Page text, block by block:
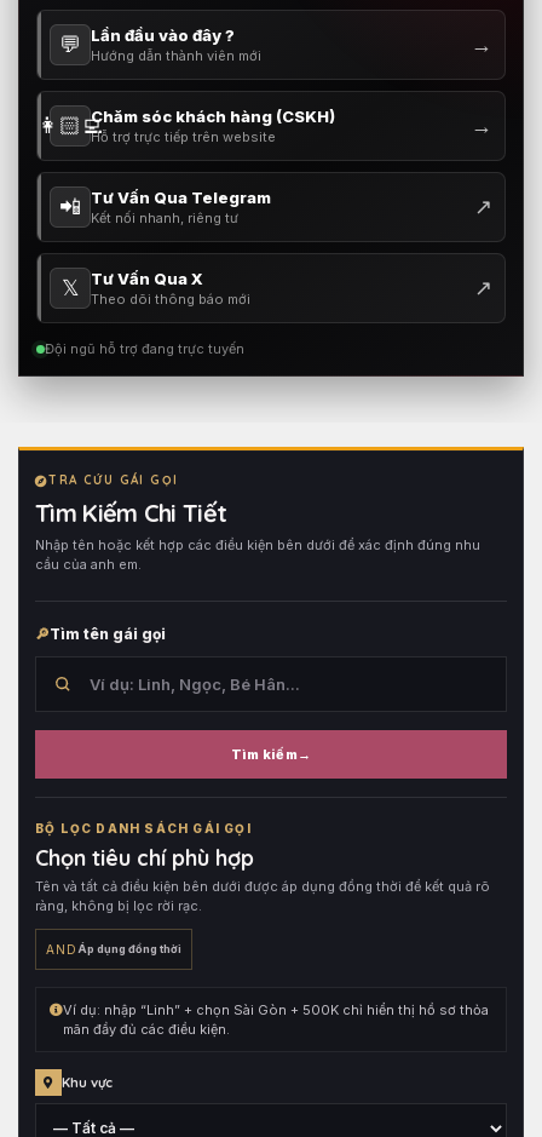
💬 Lần đầu vào đây ?
Hướng dẫn thành viên mới →
👩🏻‍💻Chăm sóc khách hàng (CSKH)
Hỗ trợ trực tiếp trên website →
📲 Tư Vấn Qua Telegram
Kết nối nhanh, riêng tư ↗
𝕏 Tư Vấn Qua X
Theo dõi thông báo mới ↗
Đội ngũ hỗ trợ đang trực tuyến
TRA CỨU GÁI GỌI
Tìm Kiếm Chi Tiết
Nhập tên hoặc kết hợp các điều kiện bên dưới để xác định đúng nhu
cầu của anh em.
Tìm tên gái gọi
Tìm kiếm
trong
tên
hồ
sơ,
đó
kết
hợp
cùng
bộ
điều
BỘ LỌC DANH SÁCH GÁI GỌI
Chọn tiêu chí phù hợp
Tên và tất cả điều kiện bên dưới được áp dụng đồng thời để kết quả rõ
ràng, không bị lọc rời rạc.
AND Áp dụng đồng thời
Ví dụ: nhập “Linh” + chọn Sài Gòn + 500K chỉ hiển thị hồ sơ thỏa
mãn đầy đủ các điều kiện.
Khu vực